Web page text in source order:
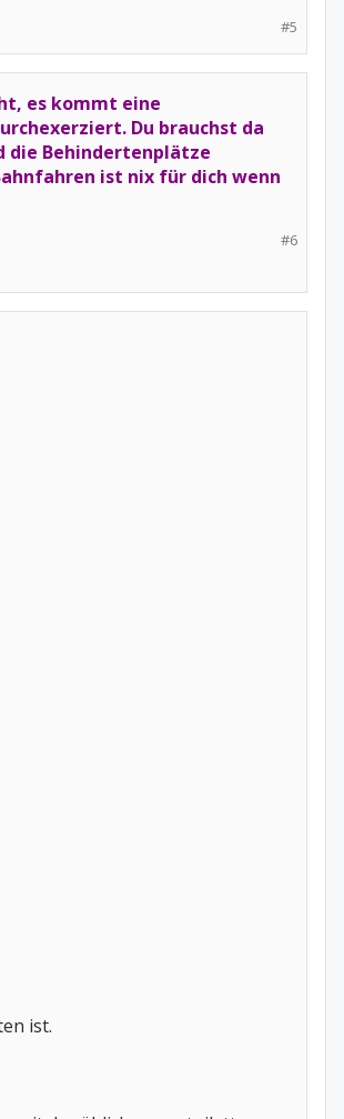
#5
es kommt eine
Du brauchst da
die Behindertenplätze
ist nix für dich wenn
#6
ist.